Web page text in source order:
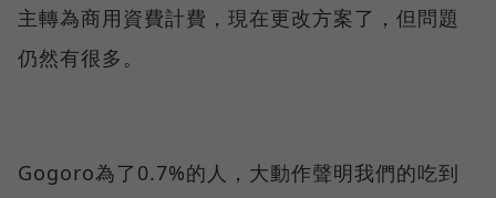
主轉為商用資費計費，現在更改方案了，但問題
仍然有很多。
Gogoro為了0.7%的人，大動作聲明我們的吃到